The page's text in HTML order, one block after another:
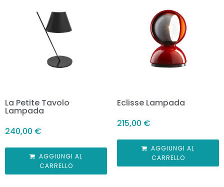
La Petite Tavolo
Lampada
240,00 €
AGGIUNGI AL
CARRELLO
Eclisse Lampada
215,00 €
AGGIUNGI AL
CARRELLO